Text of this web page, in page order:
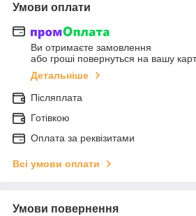
Умови оплати
Ви отримаєте замовлення
або гроші повернуться на вашу
Детальніше
Післяплата
Готівкою
Оплата за реквізитами
Всі умови оплати
Умови повернення